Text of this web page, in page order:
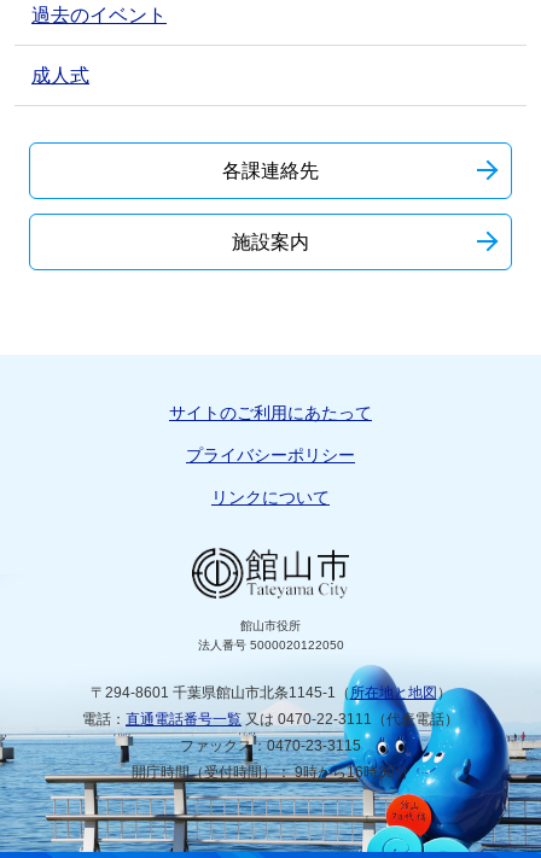
過去のイベント
成人式
各課連絡先
施設案内
館山市役所
法人番号 5000020122050
〒294-8601 千葉県館山市北条1145-1（所在地と地図 ）
電話： 直通電話番号一覧又は 0470-22-3111（代表電話）
ファックス：0470-23-3115
開庁時間（受付時間）： 9時から16時30分
サイトのご利用にあたって
プライバシーポリシー
リンクについて